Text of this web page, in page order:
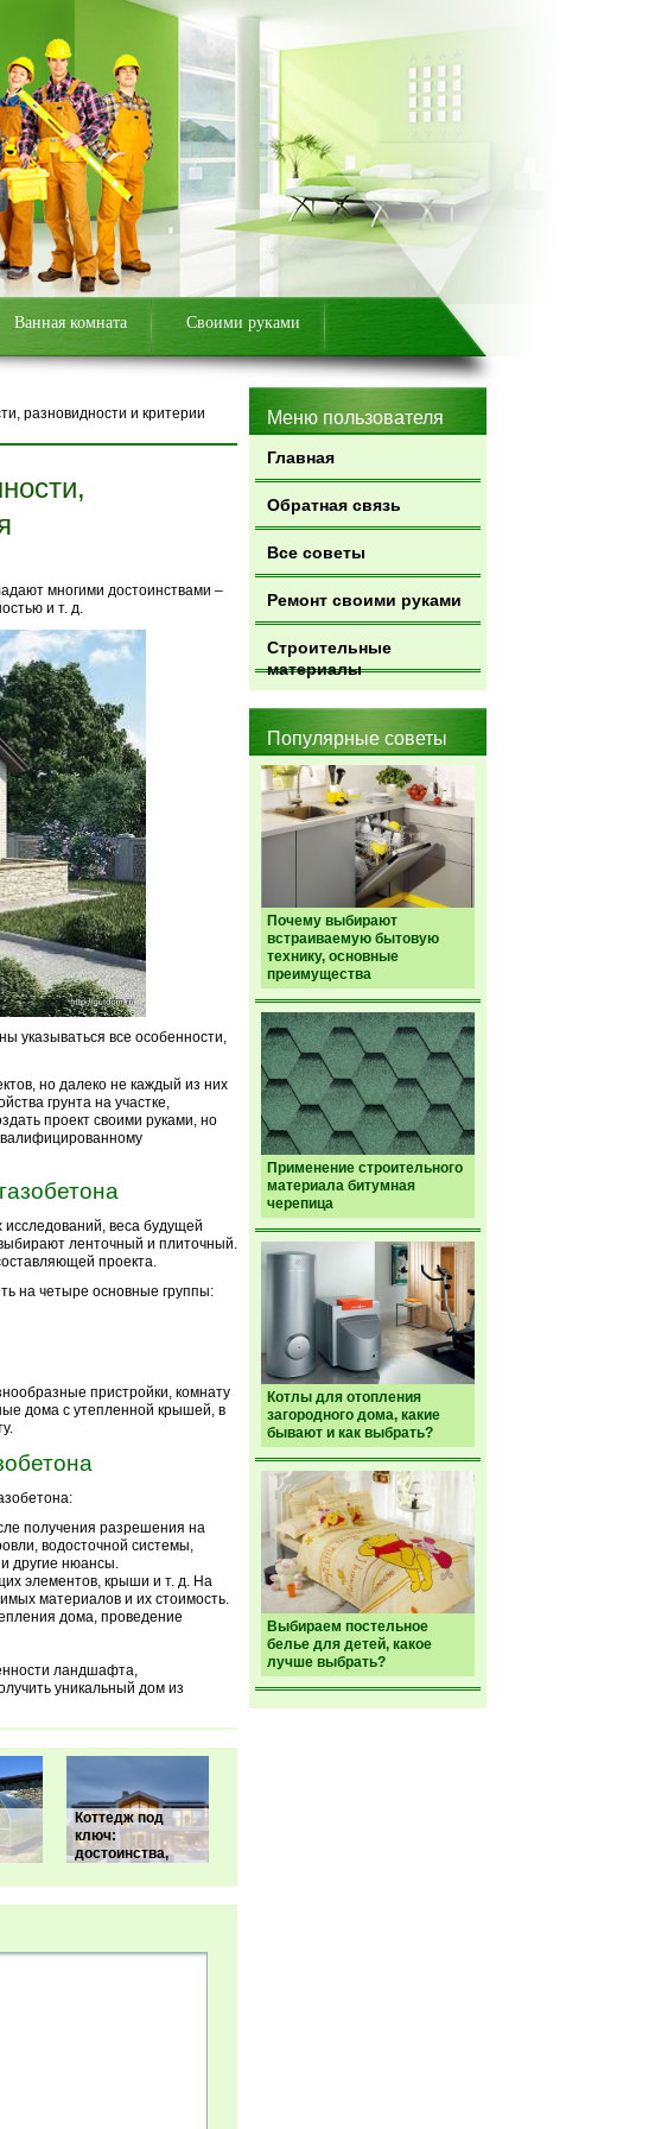
Ванная комната Своими руками
Меню пользователя
Главная
Обратная связь
Все советы
Ремонт своими руками
Строительные
материалы
Популярные советы
Почему выбирают
встраиваемую бытовую
технику, основные
преимущества
Применение строительного
материала битумная
черепица
Котлы для отопления
загородного дома, какие
бывают и как выбрать?
Выбираем постельное
белье для детей, какое
лучше выбрать?
разновидности и критерии
многими достоинствами –
и т. д.
указываться все особенности,
но далеко не каждый из них
грунта на участке,
проект своими руками, но
исследований, веса будущей
ленточный и плиточный.
проекта.
на четыре основные группы:
пристройки, комнату
дома с утепленной крышей, в
получения разрешения на
водосточной системы,
другие нюансы.
элементов, крыши и т. д. На
материалов и их стоимость.
дома, проведение
ландшафта,
уникальный дом из
Коттедж под
ключ:
достоинства,